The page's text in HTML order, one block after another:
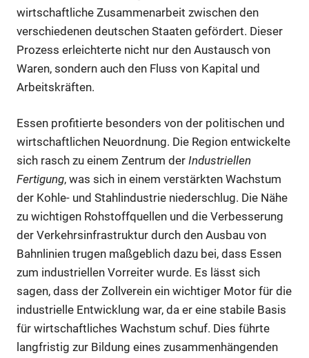
wirtschaftliche Zusammenarbeit zwischen den
verschiedenen deutschen Staaten gefördert. Dieser
Prozess erleichterte nicht nur den Austausch von
Waren, sondern auch den Fluss von Kapital und
Arbeitskräften.
Essen profitierte besonders von der politischen und
wirtschaftlichen Neuordnung. Die Region entwickelte
sich rasch zu einem Zentrum der Industriellen
Fertigung, was sich in einem verstärkten Wachstum
der Kohle- und Stahlindustrie niederschlug. Die Nähe
zu wichtigen Rohstoffquellen und die Verbesserung
der Verkehrsinfrastruktur durch den Ausbau von
Bahnlinien trugen maßgeblich dazu bei, dass Essen
zum industriellen Vorreiter wurde. Es lässt sich
sagen, dass der Zollverein ein wichtiger Motor für die
industrielle Entwicklung war, da er eine stabile Basis
für wirtschaftliches Wachstum schuf. Dies führte
langfristig zur Bildung eines zusammenhängenden